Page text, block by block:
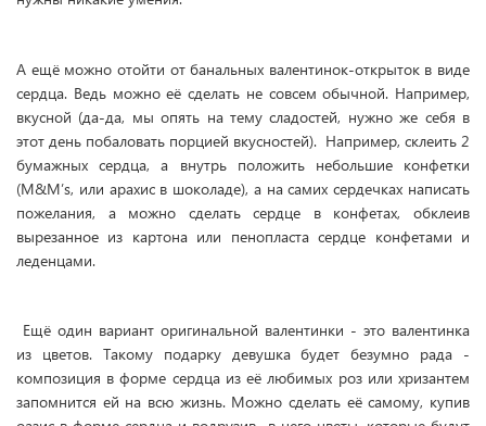
А ещё можно отойти от банальных валентинок-открыток в виде
сердца. Ведь можно её сделать не совсем обычной. Например,
вкусной (да-да, мы опять на тему сладостей, нужно же себя в
этот день побаловать порцией вкусностей). Например, склеить 2
бумажных сердца, а внутрь положить небольшие конфетки
(М&М’s, или арахис в шоколаде), а на самих сердечках написать
пожелания, а можно сделать сердце в конфетах, обклеив
вырезанное из картона или пенопласта сердце конфетами и
леденцами.
Ещё один вариант оригинальной валентинки - это валентинка
из цветов. Такому подарку девушка будет безумно рада -
композиция в форме сердца из её любимых роз или хризантем
запомнится ей на всю жизнь. Можно сделать её самому, купив